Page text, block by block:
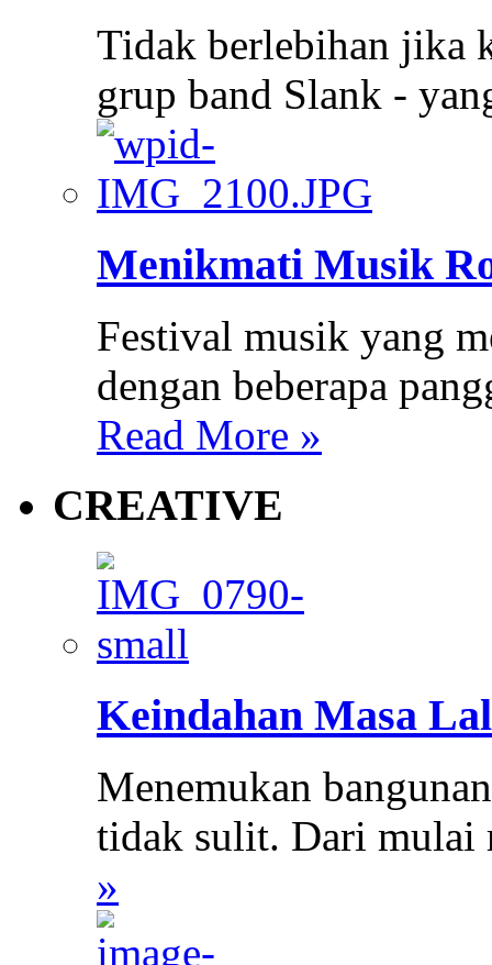
Tidak berlebihan jika
grup band Slank -
Menikmati Musik
Festival musik yang
dengan beberapa
Read More »
CREATIVE
Keindahan Masa
Menemukan
tidak sulit. Dari mulai
»